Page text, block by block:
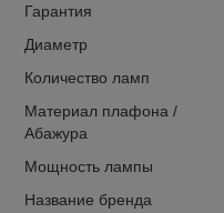
Гарантия
Диаметр
Количество ламп
Материал плафона /
Абажура
Мощность лампы
Название бренда